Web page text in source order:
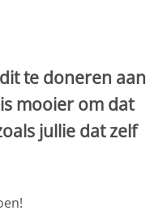
te doneren aan
mooier om dat
jullie dat zelf